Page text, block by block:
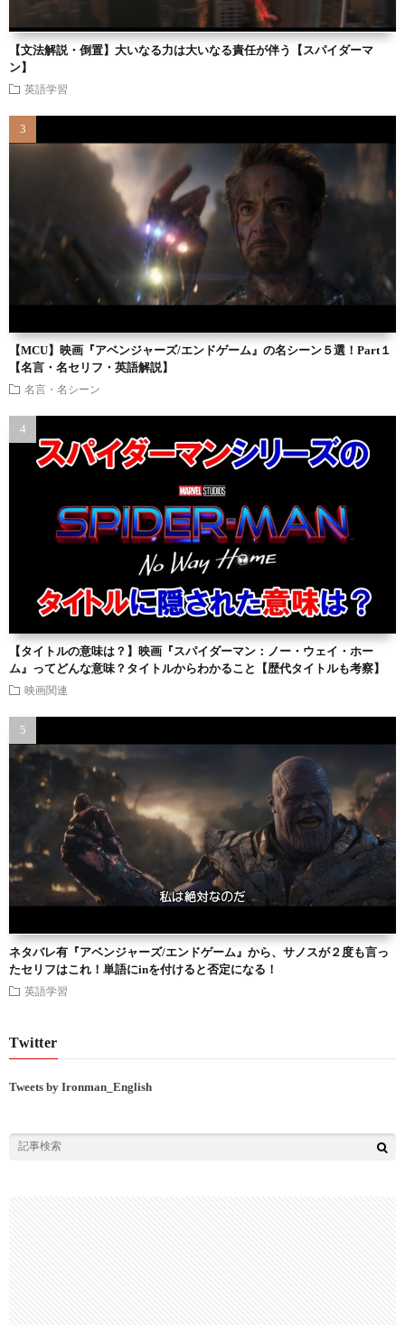
【文法解説・倒置】大いなる力は大いなる責任が伴う【スパイダーマ
ン】
英語学習
【MCU】映画『アベンジャーズ/エンドゲーム』の名シーン５選！Part１
【名言・名セリフ・英語解説】
名言・名シーン
【タイトルの意味は？】映画『スパイダーマン：ノー・ウェイ・ホー
ム』ってどんな意味？タイトルからわかること【歴代タイトルも考察】
映画関連
ネタバレ有『アベンジャーズ/エンドゲーム』から、サノスが２度も言っ
たセリフはこれ！単語にinを付けると否定になる！
英語学習
Twitter
Tweets by Ironman_English